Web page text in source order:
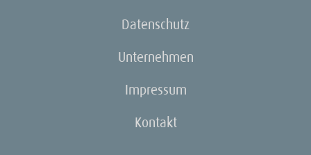
Datenschutz
Unternehmen
Impressum
Kontakt